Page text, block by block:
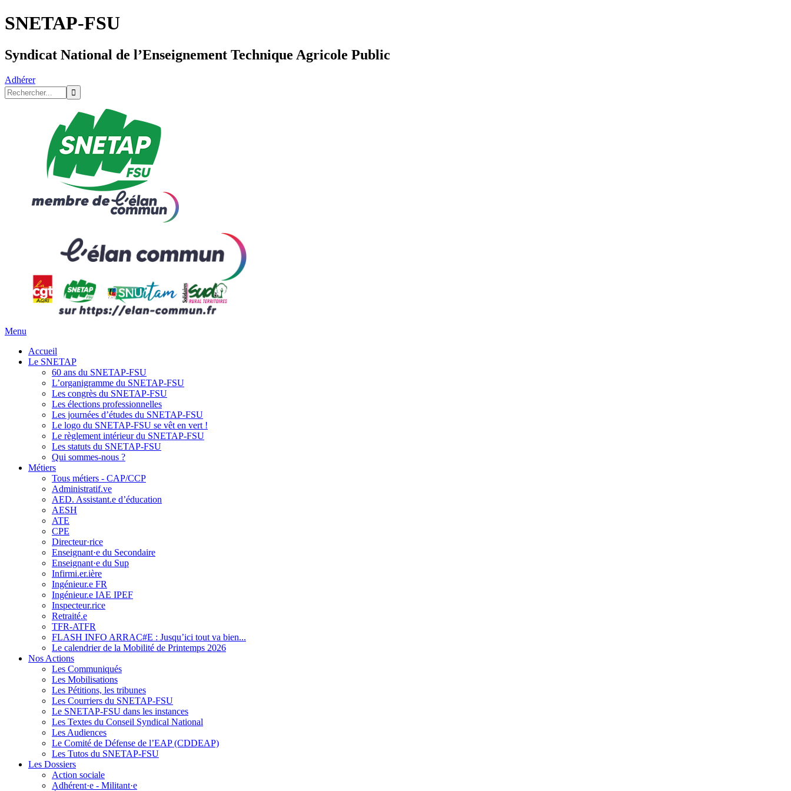
SNETAP-FSU
Syndicat National de l’Enseignement Technique Agricole Public
Adhérer
Menu
Accueil
Le SNETAP
60 ans du SNETAP-FSU
L’organigramme du SNETAP-FSU
Les congrès du SNETAP-FSU
Les élections professionnelles
Les journées d’études du SNETAP-FSU
Le logo du SNETAP-FSU se vêt en vert !
Le règlement intérieur du SNETAP-FSU
Les statuts du SNETAP-FSU
Qui sommes-nous ?
Métiers
Tous métiers - CAP/CCP
Administratif.ve
AED. Assistant.e d’éducation
AESH
ATE
CPE
Directeur·rice
Enseignant·e du Secondaire
Enseignant·e du Sup
Infirmi.er.ière
Ingénieur.e FR
Ingénieur.e IAE IPEF
Inspecteur.rice
Retraité.e
TFR-ATFR
FLASH INFO ARRAC#E : Jusqu’ici tout va bien...
Le calendrier de la Mobilité de Printemps 2026
Nos Actions
Les Communiqués
Les Mobilisations
Les Pétitions, les tribunes
Les Courriers du SNETAP-FSU
Le SNETAP-FSU dans les instances
Les Textes du Conseil Syndical National
Les Audiences
Le Comité de Défense de l’EAP (CDDEAP)
Les Tutos du SNETAP-FSU
Les Dossiers
Action sociale
Adhérent·e - Militant·e